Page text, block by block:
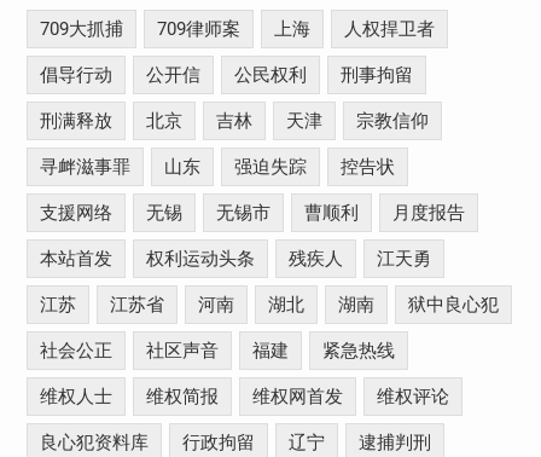
709大抓捕 709律师案 上海 人权捍卫者
倡导行动 公开信 公民权利 刑事拘留
刑满释放 北京 吉林 天津 宗教信仰
寻衅滋事罪 山东 强迫失踪 控告状
支援网络 无锡 无锡市 曹顺利 月度报告
本站首发 权利运动头条 残疾人 江天勇
江苏 江苏省 河南 湖北 湖南 狱中良心犯
社会公正 社区声音 福建 紧急热线
维权人士 维权简报 维权网首发 维权评论
良心犯资料库 行政拘留 辽宁 逮捕判刑